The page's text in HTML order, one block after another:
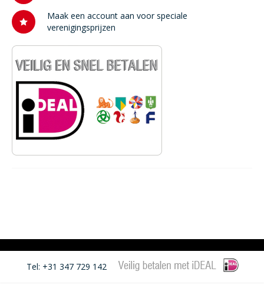
Maak een account aan voor speciale
verenigingsprijzen
Tel: +31 347 729 142